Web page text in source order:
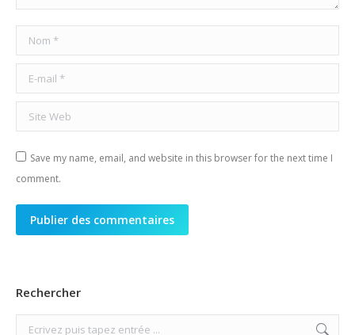
Nom *
E-mail *
Site Web
Save my name, email, and website in this browser for the next time I
comment.
Publier des commentaires
Rechercher
Search: